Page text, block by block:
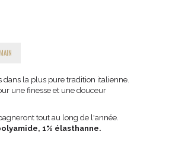
la plus pure tradition italienne.
une finesse et une douceur
tout au long de l'année.
1% élasthanne.